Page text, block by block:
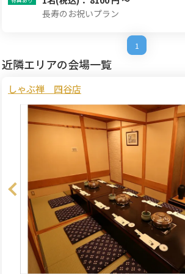
長寿のお祝いプラン
1
近隣エリアの会場一覧
しゃぶ禅 四谷店